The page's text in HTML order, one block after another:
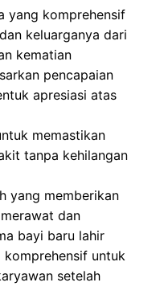
yang komprehensif
keluarganya dari
kematian
pencapaian
apresiasi atas
memastikan
tanpa kehilangan
yang memberikan
dan
bayi baru lahir
komprehensif untuk
setelah